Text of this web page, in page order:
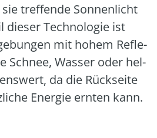
tref­fen­de Son­nen­licht
die­ser Tech­no­lo­gie ist
mit hohem Refle­
Schnee, Was­ser oder hel­
da die Rück­sei­te
Ener­gie ern­ten kann.